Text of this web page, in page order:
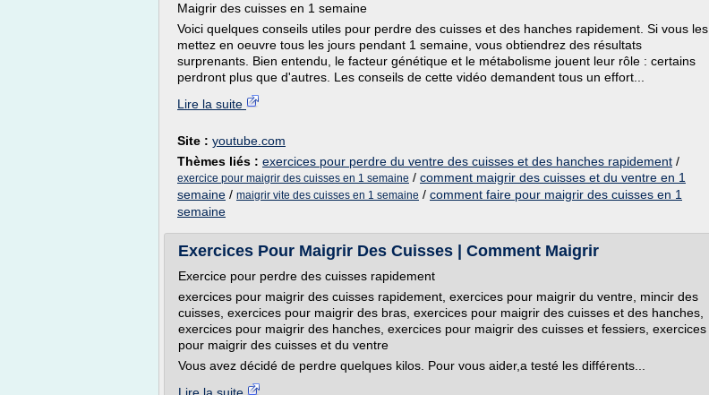
Maigrir des cuisses en 1 semaine
Voici quelques conseils utiles pour perdre des cuisses et des hanches rapidement. Si vous les
mettez en oeuvre tous les jours pendant 1 semaine, vous obtiendrez des résultats
surprenants. Bien entendu, le facteur génétique et le métabolisme jouent leur rôle : certains
perdront plus que d'autres. Les conseils de cette vidéo demandent tous un effort...
Lire la suite
Site : youtube.com
Thèmes liés : exercices pour perdre du ventre des cuisses et des hanches rapidement /
exercice pour maigrir des cuisses en 1 semaine / comment maigrir des cuisses et du ventre en 1
semaine / maigrir vite des cuisses en 1 semaine / comment faire pour maigrir des cuisses en 1
semaine
Exercices Pour Maigrir Des Cuisses | Comment Maigrir
Exercice pour perdre des cuisses rapidement
exercices pour maigrir des cuisses rapidement, exercices pour maigrir du ventre, mincir des
cuisses, exercices pour maigrir des bras, exercices pour maigrir des cuisses et des hanches,
exercices pour maigrir des hanches, exercices pour maigrir des cuisses et fessiers, exercices
pour maigrir des cuisses et du ventre
Vous avez décidé de perdre quelques kilos. Pour vous aider,a testé les différents...